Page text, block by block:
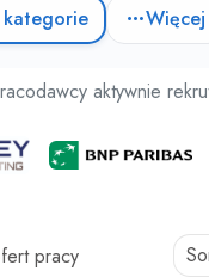
kategorie
Więcej
osób z aktywnie
pracy